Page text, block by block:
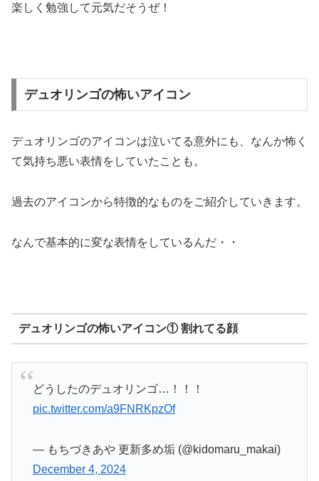
楽しく勉強して元気だそうぜ！
デュオリンゴの怖いアイコン
デュオリンゴのアイコンは泣いてる意外にも、なんか怖く
て気持ち悪い表情をしていたことも。
過去のアイコンから特徴的なものをご紹介していきます。
なんで基本的に変な表情をしているんだ・・
デュオリンゴの怖いアイコン① 割れてる顔
どうしたのデュオリンゴ…！！！
pic.twitter.com/a9FNRKpzOf
— もちづきあや 更新多め垢 (@kidomaru_makai)
December 4, 2024